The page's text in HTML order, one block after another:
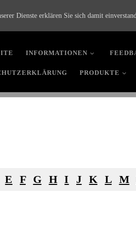
INFORMATIONEN
PRODUKTE
E F G H I J K L M
Dienste erklären Sie sich damit